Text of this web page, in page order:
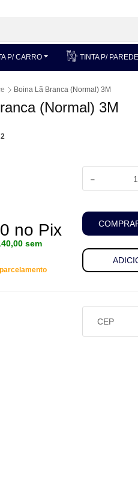
P/ CARRO TINTA P/ PAREDE
Boina Lã Branca (Normal) 3M
(Normal) 3M
-